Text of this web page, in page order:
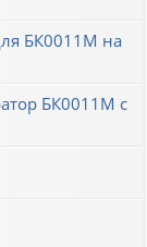
БК0011М на
БК0011М с